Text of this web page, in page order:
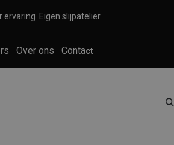
ervaring Eigen slijpatelier
Over ons Contact